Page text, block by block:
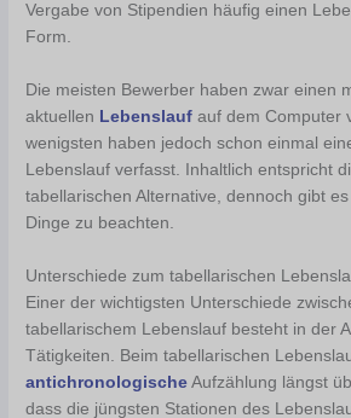
Vergabe von Stipendien häufig einen
Form.
Die meisten Bewerber haben zwar einen
aktuellen Lebenslauf auf dem Computer
wenigsten haben jedoch schon einmal
Lebenslauf verfasst. Inhaltlich entspricht
tabellarischen Alternative, dennoch gibt
Dinge zu beachten.
Unterschiede zum tabellarischen
Einer der wichtigsten Unterschiede
tabellarischem Lebenslauf besteht in der
Tätigkeiten. Beim tabellarischen
antichronologische Aufzählung längst
dass die jüngsten Stationen des